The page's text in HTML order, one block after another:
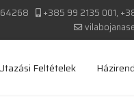
+385 99 2135 001,
Feltételek Házirend